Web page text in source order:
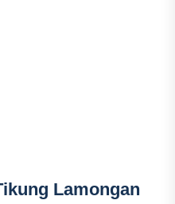
Lamongan